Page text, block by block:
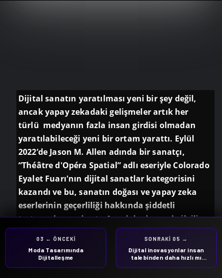
02 ← ÖNCEKI
Yapay Zeka Üretimi Sanat
SONRAKI 04 →
“Robotlar olimpiyatlara
katılamaz”: Yapay Zeka
Dijital sanatın yaratılması yeni bir şey değil,
ancak yapay zekadaki gelişmeler artık her
türlü medyanın fazla insan girdisi olmadan
yaratılabileceği yeni bir ortam yarattı. Eylül
2022’de Jason M. Allen adında bir sanatçı,
“Théâtre d'Opéra Spatial” adlı eseriyle Colorado
Eyalet Fuarı'nın dijital sanatlar kategorisini
kazandı ve bu, sanatın doğası ve yapay zeka
eserlerinin geçerliliği hakkında şiddetli
tartışmalara yol açtı. Ancak bu konuyla ilgili
birçok etik konuyu karıştırmamaya dikkat
mi yoksa sanatın geleceği hakkında mı? Bir
03 ← ÖNCEKI
Moda Tasarımında
Dijitalleşme
SONRAKI 05 →
Dijital inovasyonlar insan
talebinden daha hızlı mı